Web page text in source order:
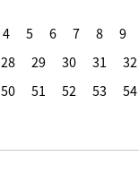
4 5 6 7 8 9
28 29 30 31 32
50 51 52 53 54